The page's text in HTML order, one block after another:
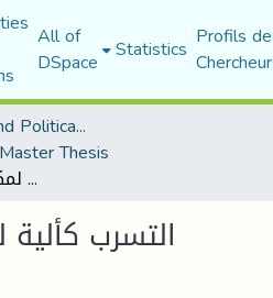
All of
DSpace Statistics Profils
Faculty of Law and Political Science
Master Thesis
التسرب كألية لمكافحة الظاهرة الاجرامية
التسرب